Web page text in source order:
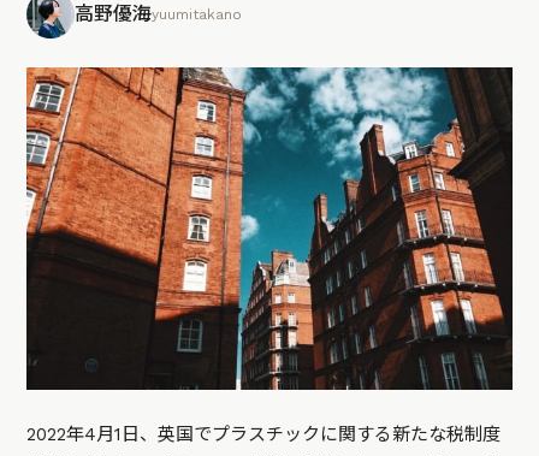
高野優海yuumitakano
2022年4月1日、英国でプラスチックに関する新たな税制度